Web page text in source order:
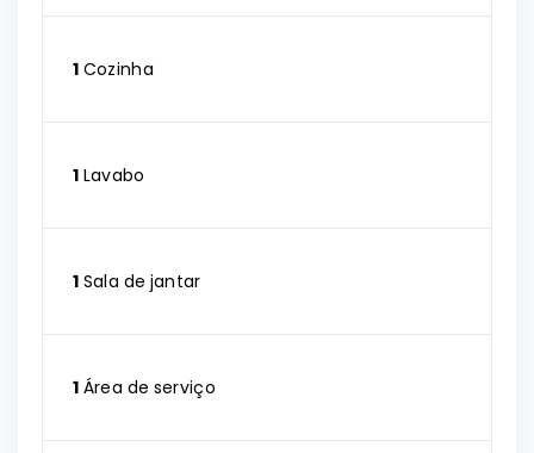
1 Cozinha
1 Lavabo
1 Sala de jantar
1 Área de serviço